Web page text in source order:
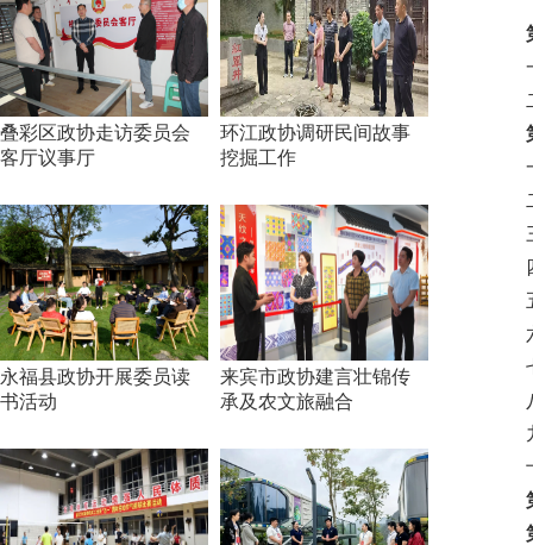
叠彩区政协走访委员会
客厅议事厅
环江政协调研民间故事
挖掘工作
永福县政协开展委员读
书活动
来宾市政协建言壮锦传
承及农文旅融合
第
一
二
第
一
二
三
四
五
六
七
八
九
十
第
第